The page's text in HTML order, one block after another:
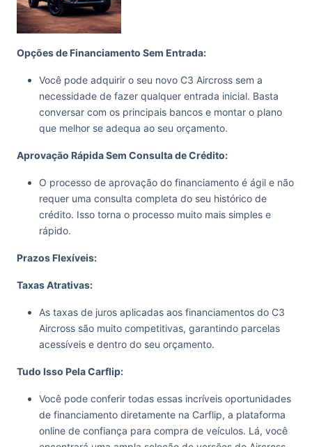
Opções de Financiamento Sem Entrada:
Você pode adquirir o seu novo C3 Aircross sem a
necessidade de fazer qualquer entrada inicial. Basta
conversar com os principais bancos e montar o plano
que melhor se adequa ao seu orçamento.
Aprovação Rápida Sem Consulta de Crédito:
O processo de aprovação do financiamento é ágil e não
requer uma consulta completa do seu histórico de
crédito. Isso torna o processo muito mais simples e
rápido.
Prazos Flexíveis:
Taxas Atrativas:
As taxas de juros aplicadas aos financiamentos do C3
Aircross são muito competitivas, garantindo parcelas
acessíveis e dentro do seu orçamento.
Tudo Isso Pela Carflip:
Você pode conferir todas essas incríveis oportunidades
de financiamento diretamente na Carflip, a plataforma
online de confiança para compra de veículos. Lá, você